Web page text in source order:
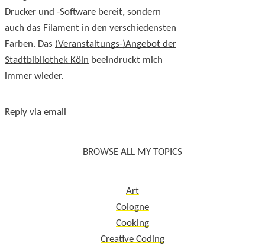
Drucker und -Software bereit, sondern
auch das Filament in den verschiedensten
Farben. Das (Veranstaltungs-)Angebot der
Stadtbibliothek Köln beeindruckt mich
immer wieder.
Reply via email
BROWSE ALL MY TOPICS
Art
Cologne
Cooking
Creative Coding